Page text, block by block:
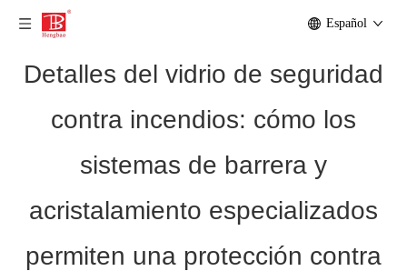
Español
Detalles del vidrio de seguridad
contra incendios: cómo los
sistemas de barrera y
acristalamiento especializados
permiten una protección contra